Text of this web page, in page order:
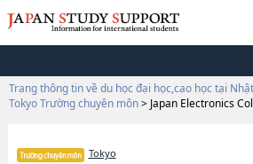
Trang thông tin về du học đại học,cao học tại Nhật
Tokyo Trường chuyên môn> Japan Electronics
Tokyo